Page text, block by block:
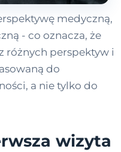
medyczną,
- co oznacza, że
różnych perspektyw i
do
a nie tylko do
wizyta